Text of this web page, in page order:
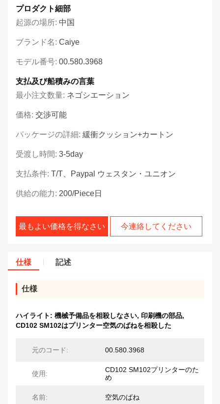
プロダクト細部
起源の場所: 中国
ブランド名: Caiye
モデル番号: 00.580.3968
支払及び船積みの言葉
最小注文数量: ネゴシエーション
価格: 交渉可能
パッケージの詳細: 緩衝クッション+カートン
受渡し時間: 3-5day
支払条件: T/T、paypal ウェスタン・ユニオン
供給の能力: 200/piece日
最もよい価格を得なさい 今連絡してください
仕様 記述
仕様
ハイライト: 機械予備品を相殺しなさい, 印刷機の部品,
CD102 SM102はプリンター空気のばねを相殺した
元のコード: 00.580.3968
使用:
CD102 SM102プリンターのた
め
名前: 空気のばね